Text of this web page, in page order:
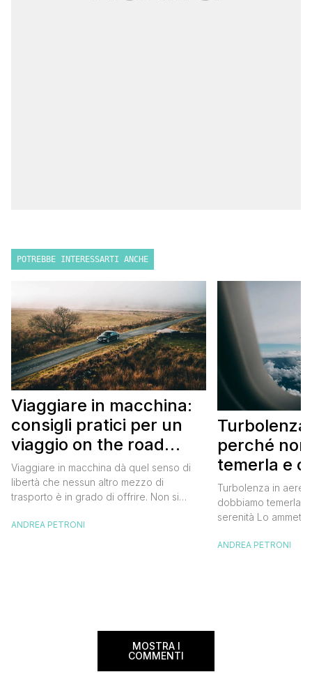
POTREBBE INTERESSARTI ANCHE
Viaggiare in macchina:
consigli pratici per un
viaggio on the road
perfetto
Viaggiare in macchina dà quel senso di
libertà che nessun altro mezzo di
trasporto è in grado di offrire. Non si
dove e quando si vuole, senza contare
ANDREA PETRONI
perché
temerla e
affrontarla
Turbolenza in
dobbiamo temerla
serenità Lo
sono preso un bel
ANDREA PETRONI
MOSTRA I
COMMENTI